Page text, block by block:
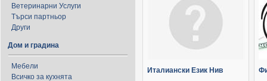
Ветеринарни Услуги
Търси партньор
Други
Дом и градина
Мебели
Всичко за кухнята
Италиански Език Нив